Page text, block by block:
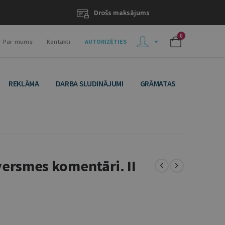
Drošs maksājums
Par mums Kontakti AUTORIZĒTIES
0
REKLĀMA DARBA SLUDINĀJUMI GRĀMATAS
komentāri. II